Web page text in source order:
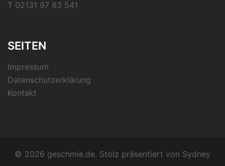
T 02131 97 83 541
SEITEN
Impressum
Datenschutzerklärung
Kontakt
© 2026 geschmie.de. Stolz präsentiert von Sydney